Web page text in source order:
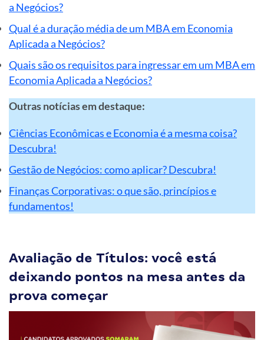
a Negócios?
Qual é a duração média de um MBA em Economia
Aplicada a Negócios?
Quais são os requisitos para ingressar em um MBA em
Economia Aplicada a Negócios?
Outras notícias em destaque:
Ciências Econômicas e Economia é a mesma coisa?
Descubra!
Gestão de Negócios: como aplicar? Descubra!
Finanças Corporativas: o que são, princípios e
fundamentos!
Avaliação de Títulos: você está
deixando pontos na mesa antes da
prova começar